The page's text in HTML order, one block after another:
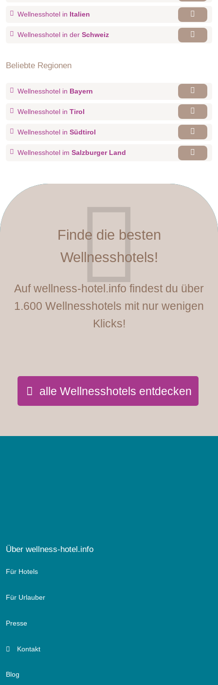
Wellnesshotel in Italien
Wellnesshotel in der Schweiz
Beliebte Regionen
Wellnesshotel in Bayern
Wellnesshotel in Tirol
Wellnesshotel in Südtirol
Wellnesshotel im Salzburger Land
Finde die besten
Wellnesshotels!
Auf wellness-hotel.info findest du über
1.600 Wellnesshotels mit nur wenigen
Klicks!
alle Wellnesshotels entdecken
Über wellness-hotel.info
Für Hotels
Für Urlauber
Presse
Kontakt
Blog